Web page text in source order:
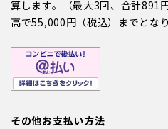
算します。（最大3回、合計891
高で55,000円（税込）までとなり
その他お支払い方法